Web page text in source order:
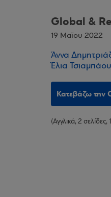
Global &
19 Μαΐου 2022
Άννα
Έλια Τσιαμπάου
Κατεβάζω την
(Αγγλικά, 2 σελίδες,